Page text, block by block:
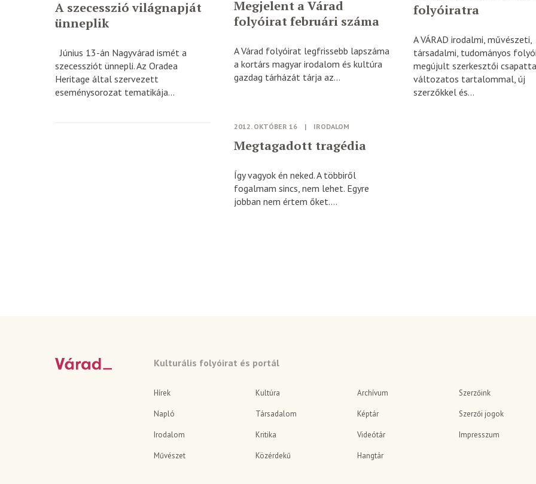
A szecesszió világnapját
ünneplik
Június 13-án Nagyvárad ismét a
szecessziót ünnepli. Az Oradea
Heritage által szervezett
eseménysorozat tematikája...
Megjelent a Várad
folyóirat februári száma
A Várad folyóirat legfrissebb lapszáma
a kortárs magyar irodalom és kultúra
gazdag tárházát tárja az...
folyóiratra
A VÁRAD irodalmi, művészeti,
társadalmi, tudományos
megújult szerkesztői
változatos tartalommal, új
szerzőkkel és...
2012. OKTÓBER 16 | IRODALOM
Megtagadott tragédia
Így vagyok én neked. A többiről
fogalmam sincs, nem lehet. Egyre
jobban nem értem őket....
Kulturális folyóirat és portál
Hírek
Napló
Irodalom
Művészet
Kultúra
Társadalom
Kritika
Közérdekű
Archívum
Képtár
Videótár
Hangtár
Szerzőink
Szerzői jogok
Impresszum